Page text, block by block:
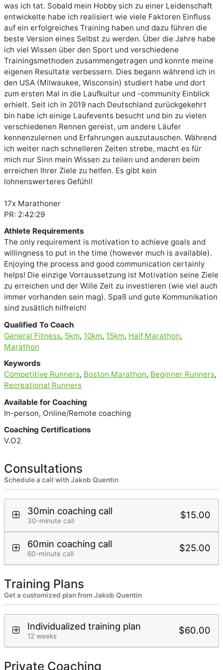
was ich tat. Sobald mein Hobby sich zu einer Leidenschaft
entwickelte habe ich realisiert wie viele Faktoren Einfluss
auf ein erfolgreiches Training haben und dazu führen die
beste Version eines Selbst zu werden. Über die Jahre habe
ich viel Wissen über den Sport und verschiedene
Trainingsmethoden zusammengetragen und konnte meine
eigenen Resultate verbessern. Dies begann während ich in
den USA (Milwaukee, Wisconsin) studiert habe und dort
zum ersten Mal in die Laufkultur und -community Einblick
erhielt. Seit ich in 2019 nach Deutschland zurückgekehrt
bin habe ich einige Laufevents besucht und bin zu vielen
verschiedenen Rennen gereist, um andere Läufer
kennenzulernen und Erfahrungen auszutauschen. Während
ich weiter nach schnelleren Zeiten strebe, macht es für
mich nur Sinn mein Wissen zu teilen und anderen beim
erreichen Ihrer Ziele zu helfen. Es gibt kein
lohnenswerteres Gefühl!
17x Marathoner
PR: 2:42:29
Athlete Requirements
The only requirement is motivation to achieve goals and
willingness to put in the time (however much is available).
Enjoying the process and good communication certainly
helps! Die einzige Vorraussetzung ist Motivation seine Ziele
zu erreichen und der Wille Zeit zu investieren (wie viel auch
immer vorhanden sein mag). Spaß und gute Kommunikation
sind zusätlich hilfreich!
Qualified To Coach
General Fitness, 5km, 10km, 15km, Half Marathon,
Marathon
Keywords
Competitive Runners, Boston Marathon, Beginner Runners,
Recreational Runners
Available for Coaching
In-person, Online/Remote coaching
Coaching Certifications
V.O2
Consultations
Schedule a call with Jakob Quentin
30min coaching call
30-minute call
$15.00
60min coaching call
60-minute call
$25.00
Training Plans
Get a customized plan from Jakob Quentin
Individualized training plan
12 weeks
$60.00
Private Coaching